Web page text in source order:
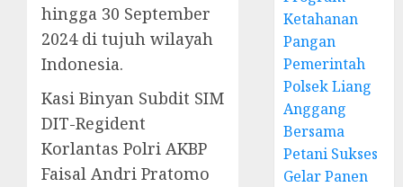
hingga 30 September
2024 di tujuh wilayah
Indonesia.
Kasi Binyan Subdit SIM
DIT-Regident
Korlantas Polri AKBP
Faisal Andri Pratomo
Ketahanan
Pangan
Pemerintah
Polsek Liang
Anggang
Bersama
Petani Sukses
Gelar Panen